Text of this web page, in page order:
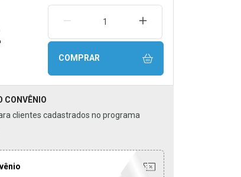
REMOVER UMA UNIDADEAUMENTAR UMA
COMPRAR
CONVÊNIO
clientes cadastrados no programa